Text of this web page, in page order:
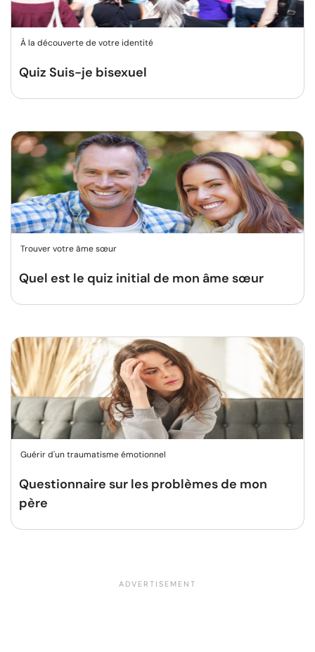
À la découverte de votre identité
Quiz Suis-je bisexuel
Trouver votre âme sœur
Quel est le quiz initial de mon âme sœur
Guérir d'un traumatisme émotionnel
Questionnaire sur les problèmes de mon
père